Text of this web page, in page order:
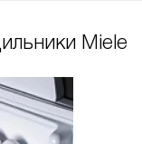
Miele